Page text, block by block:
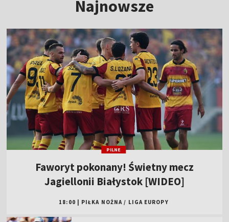
Najnowsze
PILNE
Faworyt pokonany! Świetny mecz
Jagiellonii Białystok [WIDEO]
18:00 PIŁKA NOŻNA / LIGA EUROPY